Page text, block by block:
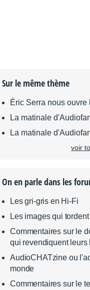
Sur le même thème
Éric Serra nous
La matinale
La matinale
voir
On en parle dans les
Les gri-gris en Hi-Fi
Les images qui
Commentaires sur le
qui revendiquent leurs
AudioCHATzine ou
monde
Commentaires sur le